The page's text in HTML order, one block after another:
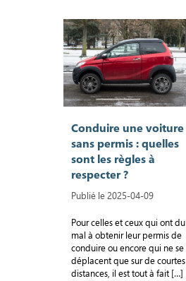
Conduire une voiture
sans permis : quelles
sont les règles à
respecter ?
Publié le 2025-04-09
Pour celles et ceux qui ont du
mal à obtenir leur permis de
conduire ou encore qui ne se
déplacent que sur de courtes
distances, il est tout à fait […]